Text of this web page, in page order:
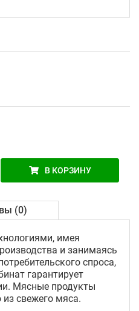
В КОРЗИНУ
(0)
имея
и занимаясь
спроса,
гарантирует
Мясные продукты
из свежего мяса.